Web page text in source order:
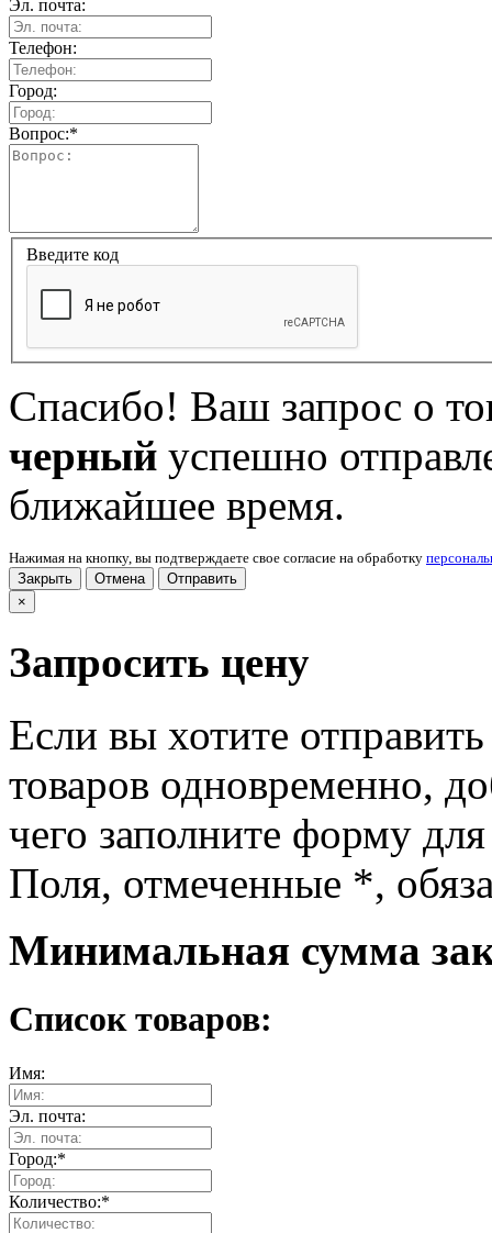
Эл. почта:
Телефон:
Город:
Вопрос:*
Введите код
Спасибо! Ваш запрос о
черный успешно
ближайшее время.
Нажимая на кнопку, вы подтверждаете свое согласие на обработку
Закрыть
Отмена
Отправить
×
Запросить цену
Если вы хотите
товаров одновременно,
чего заполните форму
Поля, отмеченные *,
Минимальная сумма
Список товаров:
Имя:
Эл. почта:
Город:*
Количество:*